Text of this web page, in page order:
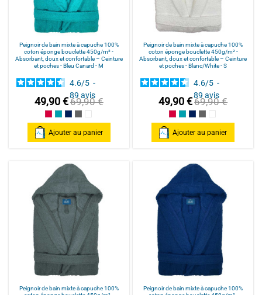
Peignoir de bain mixte à capuche 100%
coton éponge bouclette 450g/m² -
Absorbant, doux et confortable – Ceinture
et poches - Bleu Canard - M
4.6/5 -
89 avis
49,90 €69,90 €
Framboise/Fuschia
Bleu Canard
Bleu Marine/Navy Blue
Gris/Grey
Blanc/White
Ajouter au panier
Peignoir de bain mixte à capuche 100%
coton éponge bouclette 450g/m² -
Absorbant, doux et confortable – Ceinture
et poches - Blanc/White - S
4.6/5 -
89avis
49,90 €69,90 €
Framboise/Fuschia
Bleu Canard
Bleu Marine/Navy
Gris/Grey
Blanc/White
Ajouter au panier
Peignoir de bain mixte à capuche 100%
Peignoir de bain mixte à capuche 100%